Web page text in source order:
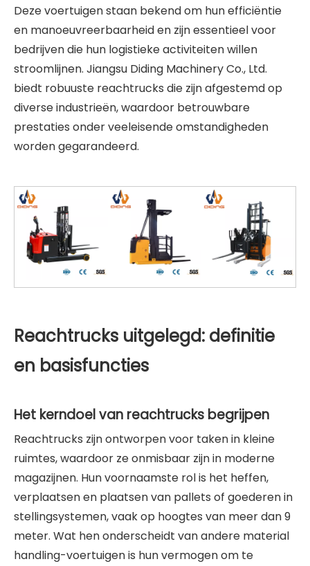
Deze voertuigen staan ​​bekend om hun efficiëntie
en manoeuvreerbaarheid en zijn essentieel voor
bedrijven die hun logistieke activiteiten willen
stroomlijnen. Jiangsu Diding Machinery Co., Ltd.
biedt robuuste reachtrucks die zijn afgestemd op
diverse industrieën, waardoor betrouwbare
prestaties onder veeleisende omstandigheden
worden gegarandeerd.
Reachtrucks uitgelegd: definitie
en basisfuncties
Het kerndoel van reachtrucks begrijpen
Reachtrucks zijn ontworpen voor taken in kleine
ruimtes, waardoor ze onmisbaar zijn in moderne
magazijnen. Hun voornaamste rol is het heffen,
verplaatsen en plaatsen van pallets of goederen in
stellingsystemen, vaak op hoogtes van meer dan 9
meter. Wat hen onderscheidt van andere material
handling-voertuigen is hun vermogen om te